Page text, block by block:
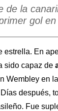
de la
gol
estrella. En
sido capaz de
Wembley en
Días después,
Fue